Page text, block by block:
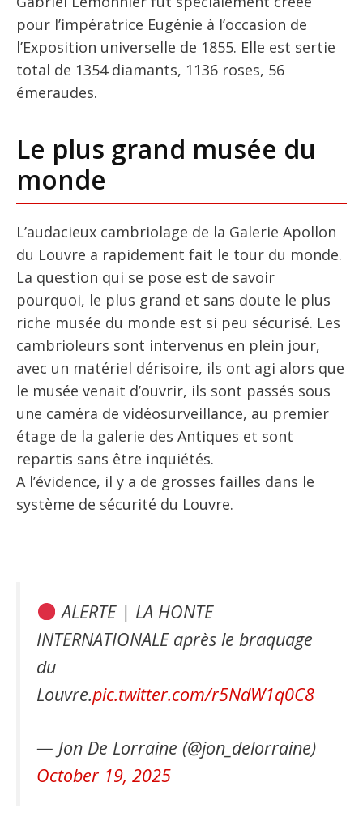
pour l’impératrice Eugénie à l’occasion de
l’Exposition universelle de 1855. Elle est sertie
total de 1354 diamants, 1136 roses, 56
émeraudes.
Le plus grand musée du
monde
L’audacieux cambriolage de la Galerie Apollon
du Louvre a rapidement fait le tour du monde.
La question qui se pose est de savoir
pourquoi, le plus grand et sans doute le plus
riche musée du monde est si peu sécurisé. Les
cambrioleurs sont intervenus en plein jour,
avec un matériel dérisoire, ils ont agi alors que
le musée venait d’ouvrir, ils sont passés sous
une caméra de vidéosurveillance, au premier
étage de la galerie des Antiques et sont
repartis sans être inquiétés.
A l’évidence, il y a de grosses failles dans le
système de sécurité du Louvre.
ALERTE | LA HONTE
INTERNATIONALE après le braquage
du
Louvre.pic.twitter.com/r5NdW1q0C8
— Jon De Lorraine (@jon_delorraine)
October 19, 2025